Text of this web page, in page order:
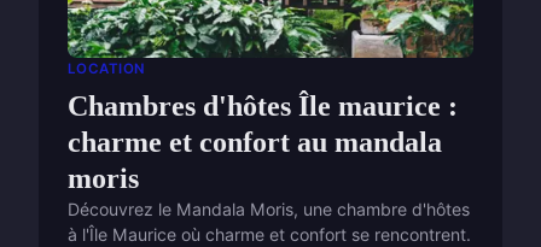
LOCATION
Chambres d'hôtes Île maurice :
charme et confort au mandala
moris
Découvrez le Mandala Moris, une chambre d'hôtes
à l'Île Maurice où charme et confort se rencontrent.